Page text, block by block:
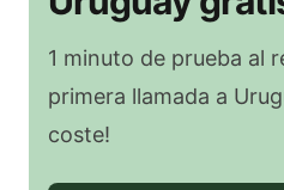
1 minuto de prueba al
primera llamada a
coste!